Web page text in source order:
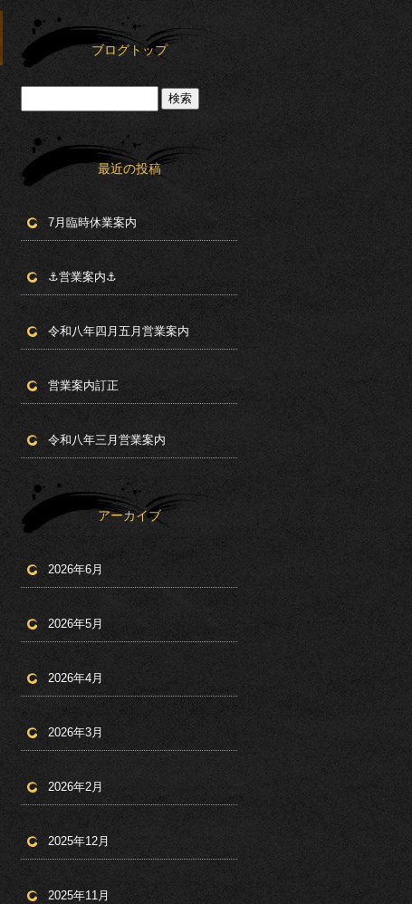
ブログトップ
最近の投稿
7月臨時休業案内
⚓︎営業案内⚓︎
令和八年四月五月営業案内
営業案内訂正
令和八年三月営業案内
アーカイブ
2026年6月
2026年5月
2026年4月
2026年3月
2026年2月
2025年12月
2025年11月